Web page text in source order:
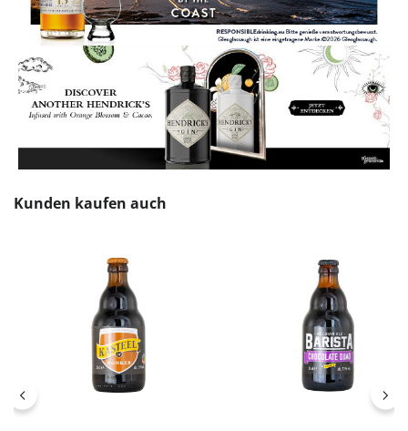
Produktgalerie überspringen
Kunden kaufen auch